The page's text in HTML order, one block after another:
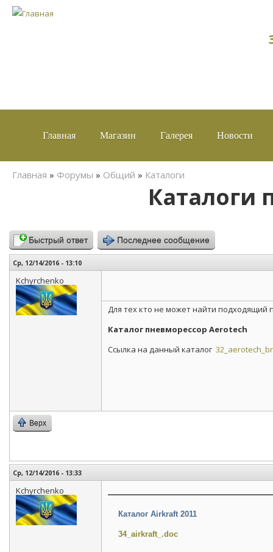
Главная Магазин Галерея Новости
Вы здесь
Главная » Форумы » Общий » Каталоги
Каталоги
Быстрый ответ Последнее сообщение
Ср, 12/14/2016 - 13:10
Kchyrchenko
Для тех кто не может найти
Каталог пневморессор Aerotech
Ссылка на данный каталог
Верх
Ср, 12/14/2016 - 13:33
Kchyrchenko
Каталог Airkraft 2011
34_airkraft_.doc